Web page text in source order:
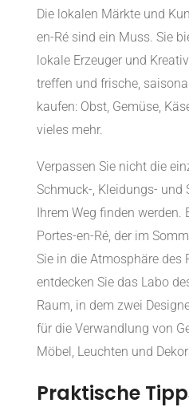
Die lokalen Märkte und
en-Ré sind ein Muss. Sie
lokale Erzeuger und
treffen und frische,
kaufen: Obst, Gemüse,
vieles mehr.
Verpassen Sie nicht die
Schmuck-, Kleidungs- und
Ihrem Weg finden werden.
Portes-en-Ré, der im
Sie in die Atmosphäre des
entdecken Sie das Labo
Raum, in dem zwei
für die Verwandlung von
Möbel, Leuchten und
Praktische